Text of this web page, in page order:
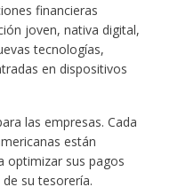
financieras
joven, nativa digital,
tecnologías,
en dispositivos
las empresas. Cada
están
optimizar sus pagos
su tesorería.